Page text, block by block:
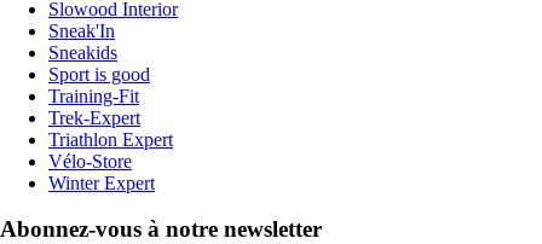
Slowood Interior
Sneak'In
Sneakids
Sport is good
Training-Fit
Trek-Expert
Triathlon Expert
Vélo-Store
Winter Expert
Abonnez-vous à notre newsletter